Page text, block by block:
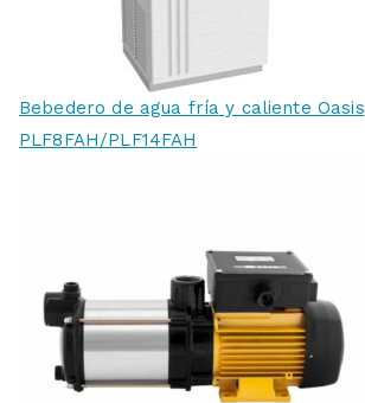
Bebedero de agua fría y caliente Oasis
PLF8FAH/PLF14FAH